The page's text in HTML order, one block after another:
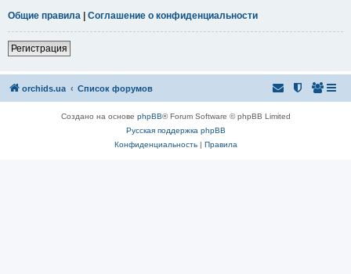
Общие правила | Соглашение о конфиденциальности
Регистрация
orchids.ua Список форумов
Создано на основе phpBB® Forum Software © phpBB Limited
Русская поддержка phpBB
Конфиденциальность| Правила